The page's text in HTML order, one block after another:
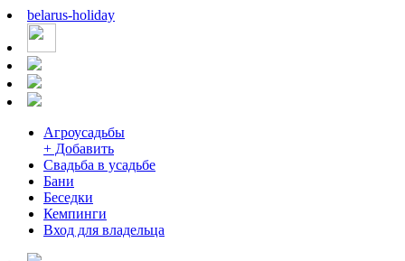
belarus-holiday
Агроусадьбы
+ Добавить
Свадьба в усадьбе
Бани
Беседки
Кемпинги
Вход для владельца